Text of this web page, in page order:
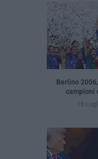
Berlino
campioni
18